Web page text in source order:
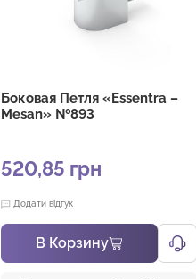
Боковая Петля «Essentra –
Mesan» №893
520,85 грн
Додати відгук
В Корзину